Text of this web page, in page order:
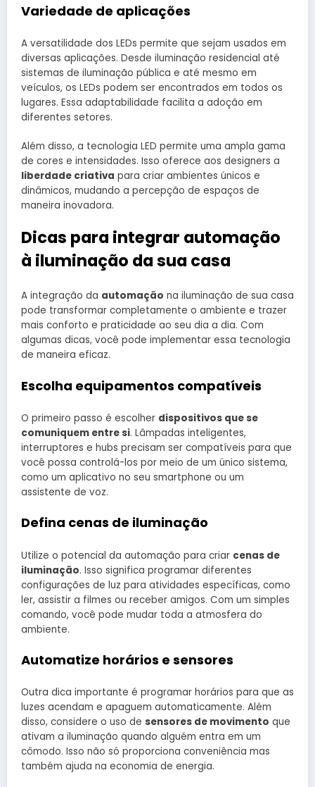
Variedade de aplicações
A versatilidade dos LEDs permite que sejam usados em
diversas aplicações. Desde iluminação residencial até
sistemas de iluminação pública e até mesmo em
veículos, os LEDs podem ser encontrados em todos os
lugares. Essa adaptabilidade facilita a adoção em
diferentes setores.
Além disso, a tecnologia LED permite uma ampla gama
de cores e intensidades. Isso oferece aos designers a
liberdade criativa para criar ambientes únicos e
dinâmicos, mudando a percepção de espaços de
maneira inovadora.
Dicas para integrar automação
à iluminação da sua casa
A integração da automação na iluminação de sua casa
pode transformar completamente o ambiente e trazer
mais conforto e praticidade ao seu dia a dia. Com
algumas dicas, você pode implementar essa tecnologia
de maneira eficaz.
Escolha equipamentos compatíveis
O primeiro passo é escolher dispositivos que se
comuniquem entre si. Lâmpadas inteligentes,
interruptores e hubs precisam ser compatíveis para que
você possa controlá-los por meio de um único sistema,
como um aplicativo no seu smartphone ou um
assistente de voz.
Defina cenas de iluminação
Utilize o potencial da automação para criar cenas de
iluminação. Isso significa programar diferentes
configurações de luz para atividades específicas, como
ler, assistir a filmes ou receber amigos. Com um simples
comando, você pode mudar toda a atmosfera do
ambiente.
Automatize horários e sensores
Outra dica importante é programar horários para que as
luzes acendam e apaguem automaticamente. Além
disso, considere o uso de sensores de movimento que
ativam a iluminação quando alguém entra em um
cômodo. Isso não só proporciona conveniência mas
também ajuda na economia de energia.